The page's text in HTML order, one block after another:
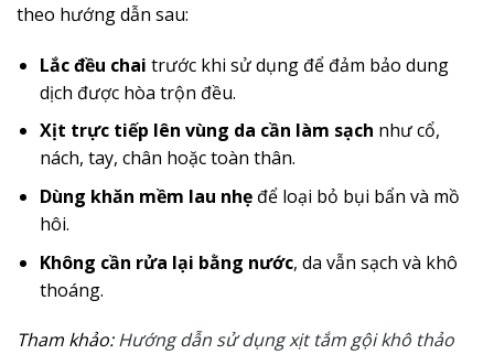
theo hướng dẫn sau:
Lắc đều chai trước khi sử dụng để đảm bảo dung
dịch được hòa trộn đều.
Xịt trực tiếp lên vùng da cần làm sạch như cổ,
nách, tay, chân hoặc toàn thân.
Dùng khăn mềm lau nhẹđể loại bỏ bụi bẩn và mồ
hôi.
Không cần rửa lại bằng nước, da vẫn sạch và khô
thoáng.
Tham khảo:Hướng dẫn sử dụng xịt tắm gội khô thảo